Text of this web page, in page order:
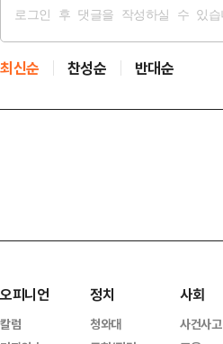
최신순 찬성순 반대순
오피니언
칼럼
정치
청와대
사회
사건사고